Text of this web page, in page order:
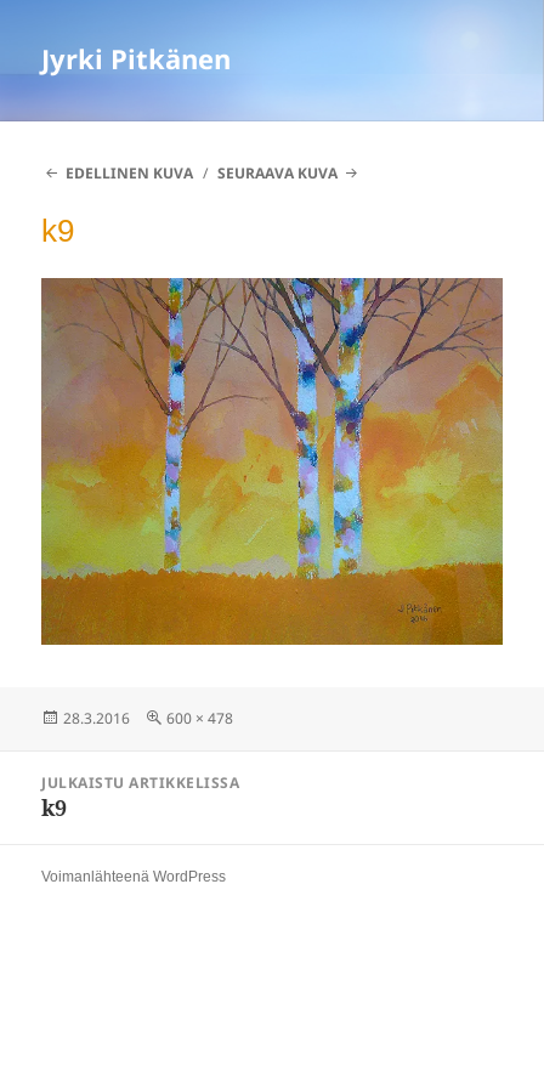
Jyrki Pitkänen
EDELLINEN KUVA SEURAAVA KUVA
k9
Julkaistu
28.3.2016 Täysikokoinen
600 × 478
selaus
JULKAISTU ARTIKKELISSA
k9
Voimanlähteenä WordPress